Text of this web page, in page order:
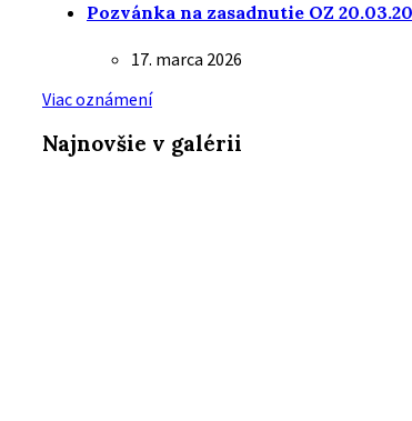
Pozvánka na zasadnutie OZ
17. marca 2026
Viac oznámení
Najnovšie v galérii